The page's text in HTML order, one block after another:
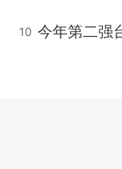
10 今年第二强